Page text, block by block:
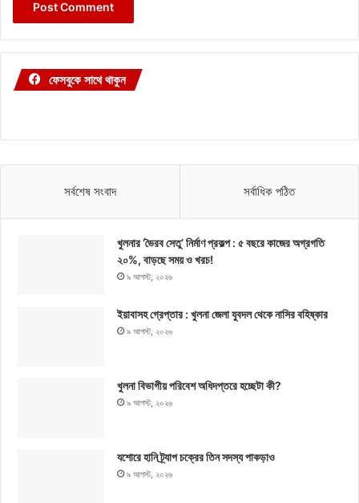
ফেসবুকে সাথে থাকুন
সর্বশেষ সংবাদ সর্বাধিক পঠিত
খুলনার ‘ভৈরব সেতু’ নির্মাণ প্রকল্প : ৫ বছরে কাজের অগ্রগতি
২০%, বাড়ছে সময় ও খরচ!
৯ আগস্ট, ২০২৬
ইয়াবাসহ গ্রেপ্তার : খুলনা জেলা যুবদল থেকে নাসির বহিষ্কার
৯ আগস্ট, ২০২৬
খুলনা বিভাগীয় পরিবেশ অধিদপ্তরে হচ্ছেটা কী?
৯ আগস্ট, ২০২৬
যশোরে হানি ট্র্যাপ চক্রের তিন সদস্য পাকড়াও
৯ আগস্ট, ২০২৬